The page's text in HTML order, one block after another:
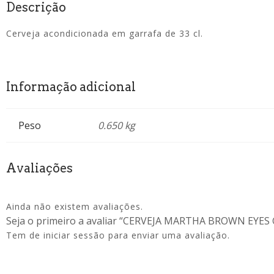
Descrição
Cerveja acondicionada em garrafa de 33 cl.
Informação adicional
Peso 0.650 kg
Avaliações
Ainda não existem avaliações.
Seja o primeiro a avaliar “CERVEJA MARTHA BROWN EYES
Tem de iniciar sessão para enviar uma avaliação.